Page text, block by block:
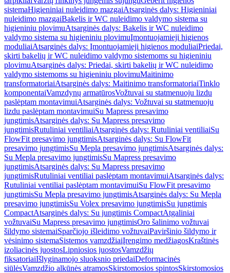
sistemaHigieniniai nuleidimo mazgaiAtsarginės dalys: Higieniniai
nuleidimo mazgaiBakelis ir WC nuleidimo valdymo sistema su
higieniniu plovimuAtsarginės dalys: Bakelis ir WC nuleidimo
valdymo sistema su higieniniu plovimuĮmontuojamieji higienos
moduliaiAtsarginės dalys: Įmontuojamieji higienos moduliaiPriedai,
skirti bakelių ir WC nuleidimo valdymo sistemoms su higieniniu
plovimuAtsarginės dalys: Priedai, skirti bakelių ir WC nuleidimo
valdymo sistemoms su higieniniu plovimuMaitinimo
transformatoriaiAtsarginės dalys: Maitinimo transformatoriaiTinklo
komponentaiVamzdynų armatūrosVožtuvai su statmenuoju lizdu
paslėptam montavimuiAtsarginės dalys: Vožtuvai su statmenuoju
lizdu paslėptam montavimuiSu Mapress presavimo
jungtimisAtsarginės dalys: Su Mapress presavimo
jungtimisRutuliniai ventiliaiAtsarginės dalys: Rutuliniai ventiliaiSu
FlowFit presavimo jungtimisAtsarginės dalys: Su FlowFit
presavimo jungtimisSu Mepla presavimo jungtimisAtsarginės dalys:
Su Mepla presavimo jungtimisSu Mapress presavimo
jungtimisAtsarginės dalys: Su Mapress presavimo
jungtimisRutuliniai ventiliai paslėptam montavimuiAtsarginės dalys:
Rutuliniai ventiliai paslėptam montavimuiSu FlowFit presavimo
jungtimisSu Mepla presavimo jungtimisAtsarginės dalys: Su Mepla
presavimo jungtimisSu Volex presavimo jungtimisSu jungtimis
CompactAtsarginės dalys: Su jungtimis CompactAtgaliniai
vožtuvaiSu Mapress presavimo jungtimisOro šalinimo vožtuvai
šildymo sistemaiSparčiojo išleidimo vožtuvaiPaviršinio šildymo ir
vėsinimo sistemaSistemos vamzdžiaiĮrengimo medžiagosKraštinės
izoliacinės juostosLipniosios juostosVamzdžių
fiksatoriaiIšlyginamojo sluoksnio priedaiDeformacinės
siūlėsVamzdžio alkūnės atramosSkirstomosios spintosSkirstomosios